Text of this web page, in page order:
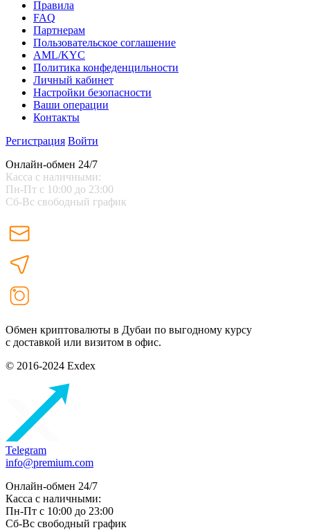
Правила
FAQ
Партнерам
Пользовательское соглашение
AML/KYC
Политика конфеденцильности
Личный кабинет
Настройки безопасности
Ваши операции
Контакты
Регистрация Войти
Онлайн-обмен 24/7
Касса с наличными:
Пн-Пт с 10:00 до 23:00
Сб-Вс свободный график
Обмен криптовалюты в Дубаи по выгодному курсу
с доставкой или визитом в офис.
© 2016-2024 Exdex
Telegram
info@premium.com
Онлайн-обмен 24/7
Касса с наличными:
Пн-Пт с 10:00 до 23:00
Сб-Вс свободный график